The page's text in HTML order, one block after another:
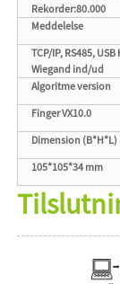
Rekorder:80.000
Meddelelse
TCP/IP, RS485, USB
Wiegand ind/ud
Algoritme version
Finger VX10.0
Dimension (B*H*L)
105*105*34 mm